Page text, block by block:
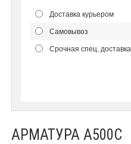
Доставка курьером
Самовывоз
Срочная спец. доставка
АРМАТУРА А500С